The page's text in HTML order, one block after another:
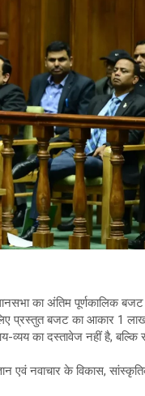
का अंतिम पूर्णकालिक
प्रस्तुत बजट का आकार 1
का दस्तावेज नहीं है, बल्कि
एवं नवाचार के विकास,